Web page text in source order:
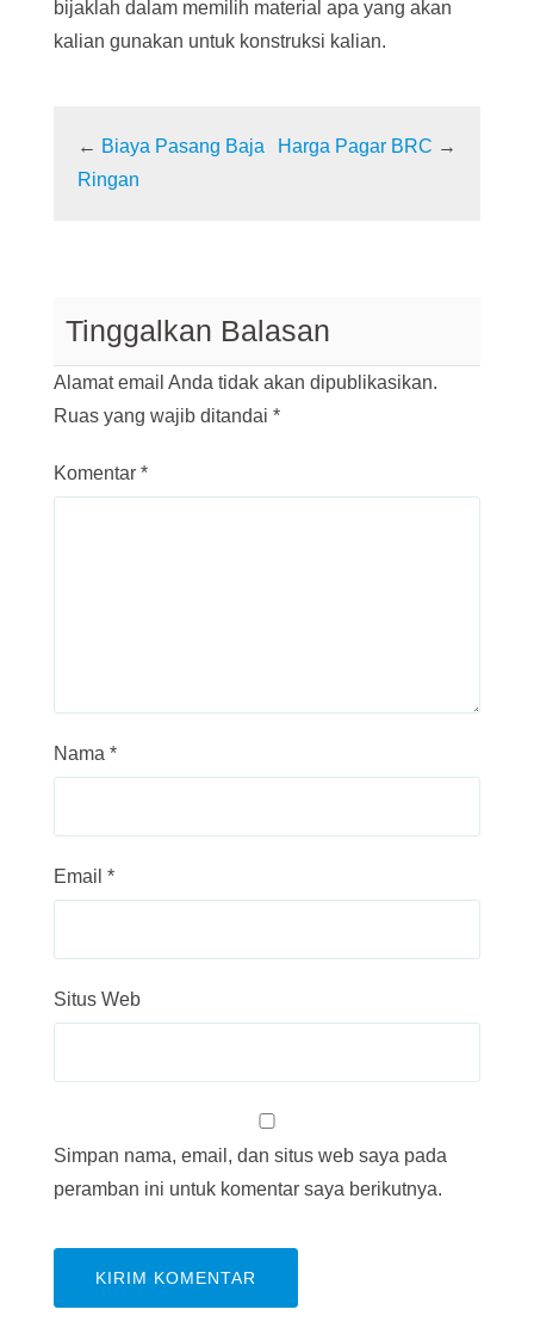
bijaklah dalam memilih material apa yang akan
kalian gunakan untuk konstruksi kalian.
← Biaya Pasang Baja
Ringan
Harga Pagar BRC →
Tinggalkan Balasan
Alamat email Anda tidak akan dipublikasikan.
Ruas yang wajib ditandai *
Komentar *
Nama *
Email *
Situs Web
Simpan nama, email, dan situs web saya pada
peramban ini untuk komentar saya berikutnya.